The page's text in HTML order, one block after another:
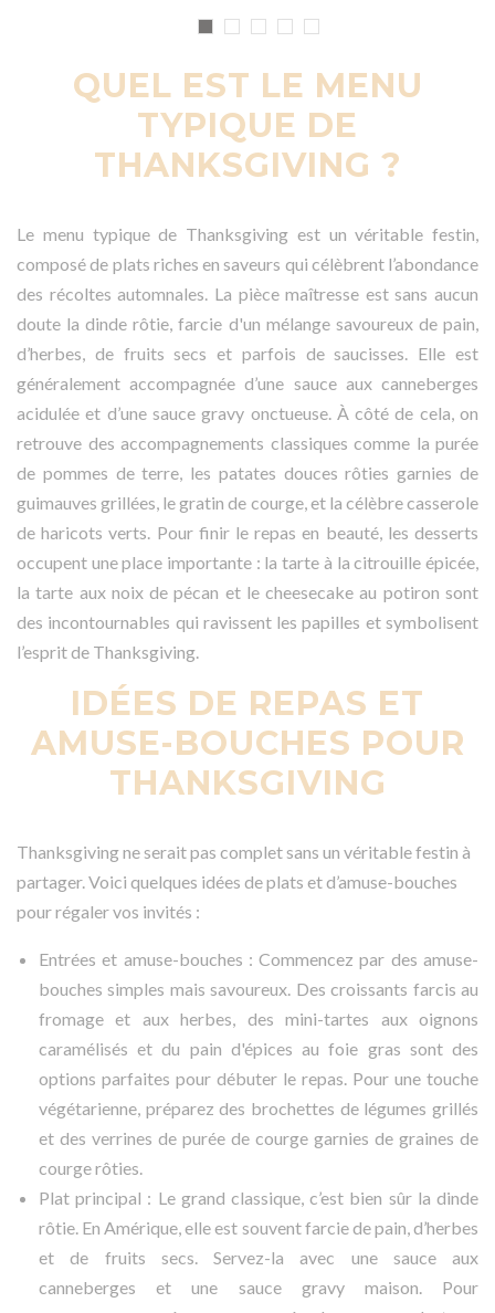
QUEL EST LE MENU
TYPIQUE DE
THANKSGIVING ?
Le menu typique de Thanksgiving est un véritable festin,
composé de plats riches en saveurs qui célèbrent l’abondance
des récoltes automnales. La pièce maîtresse est sans aucun
doute la dinde rôtie, farcie d'un mélange savoureux de pain,
d’herbes, de fruits secs et parfois de saucisses. Elle est
généralement accompagnée d’une sauce aux canneberges
acidulée et d’une sauce gravy onctueuse. À côté de cela, on
retrouve des accompagnements classiques comme la purée
de pommes de terre, les patates douces rôties garnies de
guimauves grillées, le gratin de courge, et la célèbre casserole
de haricots verts. Pour finir le repas en beauté, les desserts
occupent une place importante : la tarte à la citrouille épicée,
la tarte aux noix de pécan et le cheesecake au potiron sont
des incontournables qui ravissent les papilles et symbolisent
l’esprit de Thanksgiving.
IDÉES DE REPAS ET
AMUSE-BOUCHES POUR
THANKSGIVING
Thanksgiving ne serait pas complet sans un véritable festin à
partager. Voici quelques idées de plats et d’amuse-bouches
pour régaler vos invités :
Entrées et amuse-bouches : Commencez par des amuse-
bouches simples mais savoureux. Des croissants farcis au
fromage et aux herbes, des mini-tartes aux oignons
caramélisés et du pain d'épices au foie gras sont des
options parfaites pour débuter le repas. Pour une touche
végétarienne, préparez des brochettes de légumes grillés
et des verrines de purée de courge garnies de graines de
courge rôties.
Plat principal : Le grand classique, c’est bien sûr la dinde
rôtie. En Amérique, elle est souvent farcie de pain, d’herbes
et de fruits secs. Servez-la avec une sauce aux
canneberges et une sauce gravy maison. Pour